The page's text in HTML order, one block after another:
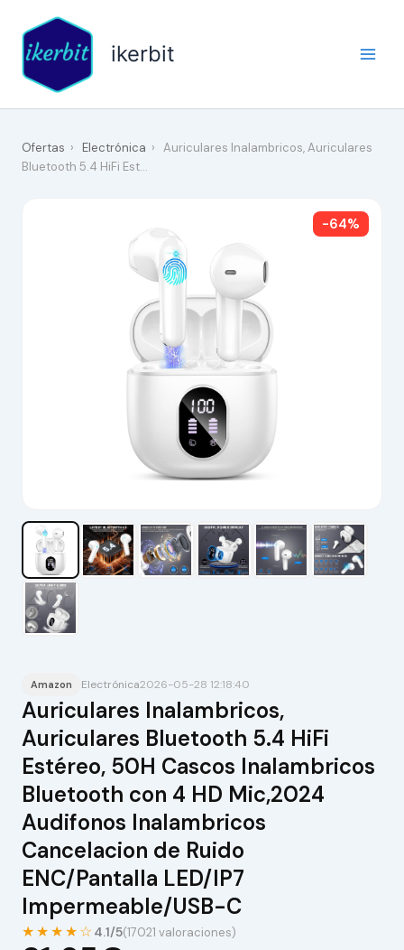
contenido
ikerbit
Ofertas › Electrónica › Auriculares Inalambricos, Auriculares
Bluetooth 5.4 HiFi Est…
-64%
Amazon Electrónica2026-05-28 12:18:40
Auriculares Inalambricos,
Auriculares Bluetooth 5.4 HiFi
Estéreo, 50H Cascos Inalambricos
Bluetooth con 4 HD Mic,2024
Audifonos Inalambricos
Cancelacion de Ruido
ENC/Pantalla LED/IP7
Impermeable/USB-C
★★★★☆ 4.1/5(17021 valoraciones)